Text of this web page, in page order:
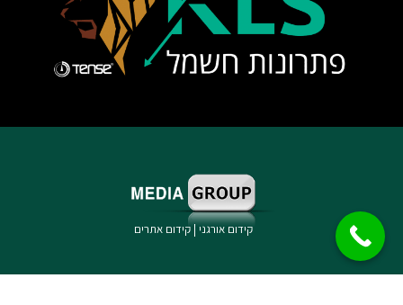
קידום אורגני | קידום אתרים